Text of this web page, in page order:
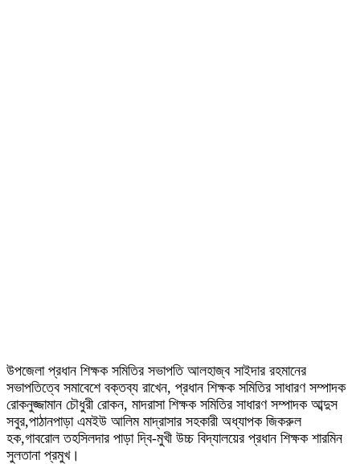
উপজেলা প্রধান শিক্ষক সমিতির সভাপতি আলহাজ্ব সাইদার রহমানের
সভাপতিত্বে সমাবেশে বক্তব্য রাখেন, প্রধান শিক্ষক সমিতির সাধারণ সম্পাদক
রোকনুজ্জামান চৌধুরী রোকন, মাদরাসা শিক্ষক সমিতির সাধারণ সম্পাদক আব্দুস
সবুর,পাঠানপাড়া এমইউ আলিম মাদ্রাসার সহকারী অধ্যাপক জিকরুল
হক,গাবরোল তহসিলদার পাড়া দ্বি-মুখী উচ্চ বিদ্যালয়ের প্রধান শিক্ষক শারমিন
সুলতানা প্রমুখ।